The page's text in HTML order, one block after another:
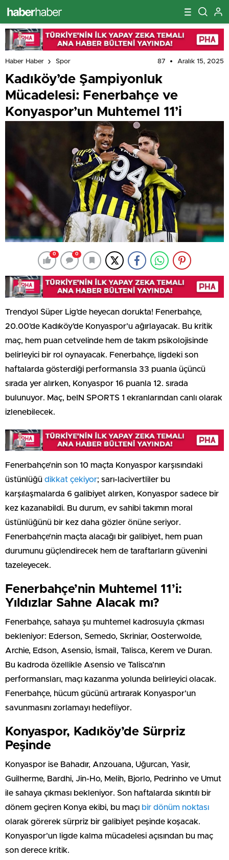
Haber Haber Spor 87 Aralık 15, 2025
Kadıköy’de Şampiyonluk
Mücadelesi: Fenerbahçe ve
Konyaspor’un Muhtemel 11’i
0 0
Trendyol Süper Lig’de heyecan dorukta! Fenerbahçe,
20.00’de Kadıköy’de Konyaspor’u ağırlayacak. Bu kritik
maç, hem puan cetvelinde hem de takım psikolojisinde
belirleyici bir rol oynayacak. Fenerbahçe, ligdeki son
haftalarda gösterdiği performansla 33 puanla üçüncü
sırada yer alırken, Konyaspor 16 puanla 12. sırada
bulunuyor. Maç, beIN SPORTS 1 ekranlarından canlı olarak
izlenebilecek.
Fenerbahçe’nin son 10 maçta Konyaspor karşısındaki
üstünlüğü dikkat çekiyor; sarı-lacivertliler bu
karşılaşmalarda 6 galibiyet alırken, Konyaspor sadece bir
kez kazanabildi. Bu durum, ev sahibi takımın moral
üstünlüğünü bir kez daha gözler önüne seriyor.
Fenerbahçe’nin maçta alacağı bir galibiyet, hem puan
durumunu güçlendirecek hem de taraftarların güvenini
tazeleyecek.
Fenerbahçe’nin Muhtemel 11’i:
Yıldızlar Sahne Alacak mı?
Fenerbahçe, sahaya şu muhtemel kadrosuyla çıkması
bekleniyor: Ederson, Semedo, Skriniar, Oosterwolde,
Archie, Edson, Asensio, İsmail, Talisca, Kerem ve Duran.
Bu kadroda özellikle Asensio ve Talisca’nın
performansları, maçı kazanma yolunda belirleyici olacak.
Fenerbahçe, hücum gücünü artırarak Konyaspor’un
savunmasını zorlamayı hedefliyor.
Konyaspor, Kadıköy’de Sürpriz
Peşinde
Konyaspor ise Bahadır, Anzouana, Uğurcan, Yasir,
Guilherme, Bardhi, Jin-Ho, Melih, Bjorlo, Pedrinho ve Umut
ile sahaya çıkması bekleniyor. Son haftalarda sıkıntılı bir
dönem geçiren Konya ekibi, bu maçı bir dönüm noktası
olarak görerek sürpriz bir galibiyet peşinde koşacak.
Konyaspor’un ligde kalma mücadelesi açısından bu maç
son derece kritik.